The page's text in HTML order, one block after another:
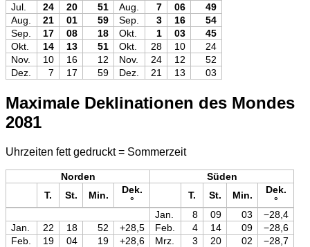
Jul.
24 20 51 Aug. 7 06
49
Aug.
21 01 59 Sep. 3 16
54
Sep.
17 08 18 Okt. 1 03
45
Okt.
14 13 51 Okt. 28 10
24
Nov.
10 16 12 Nov. 24 12
52
Dez.
7 17 59 Dez. 21 13 03
Maximale Deklinationen des Mondes
2081
Uhrzeiten fett gedruckt = Sommerzeit
Norden
Süden
T.
St. Min.
Dek.
°
T. St. Min.
Dek.
°
Jan.
8 09 03
−28,4
Jan.
22 18 52 +28,5 Feb. 4 14 09
−28,6
Feb.
19 04 19 +28,6 Mrz. 3 20 02
−28,7